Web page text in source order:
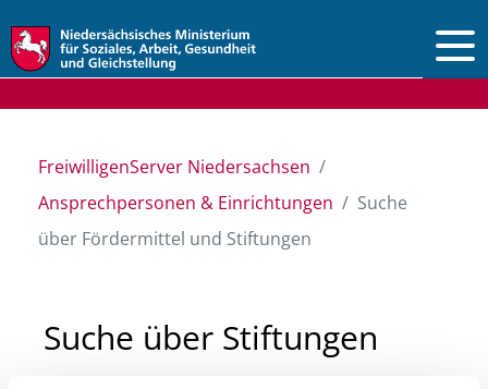
FreiwilligenServer Niedersachsen
Ansprechpersonen & Einrichtungen
Suche
über Fördermittel und Stiftungen
Suche über Stiftungen